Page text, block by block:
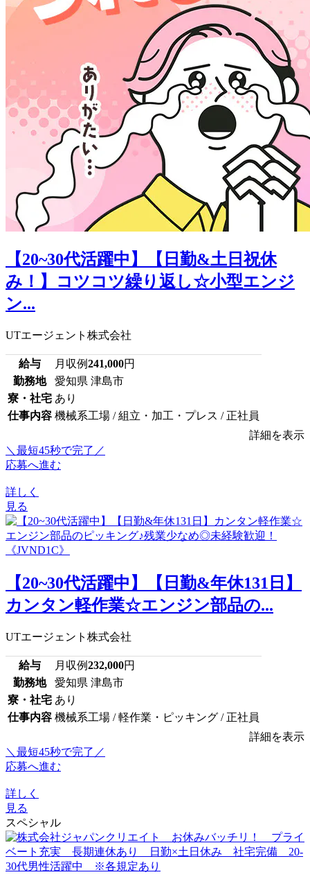
【20~30代活躍中】【日勤&土日祝休
み！】コツコツ繰り返し☆小型エンジ
ン...
UTエージェント株式会社
給与 月収例241,000円
勤務地
愛知県 津島市
寮・社宅 あり
仕事内容 機械系工場 / 組立・加工・プレス / 正社員
詳細を表示
＼最短45秒で完了／
応募へ進む
詳しく
見る
【20~30代活躍中】【日勤&年休131日】
カンタン軽作業☆エンジン部品の...
UTエージェント株式会社
給与 月収例232,000円
勤務地
愛知県 津島市
寮・社宅 あり
仕事内容 機械系工場 / 軽作業・ピッキング / 正社員
詳細を表示
＼最短45秒で完了／
応募へ進む
詳しく
見る
スペシャル